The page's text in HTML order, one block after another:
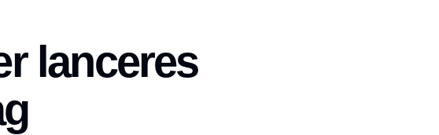
lanceres